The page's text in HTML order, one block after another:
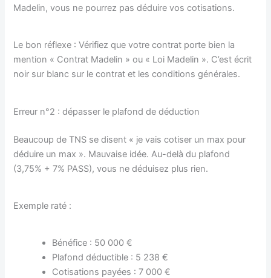
Madelin, vous ne pourrez pas déduire vos cotisations.
Le bon réflexe : Vérifiez que votre contrat porte bien la
mention « Contrat Madelin » ou « Loi Madelin ». C’est écrit
noir sur blanc sur le contrat et les conditions générales.
Erreur n°2 : dépasser le plafond de déduction
Beaucoup de TNS se disent « je vais cotiser un max pour
déduire un max ». Mauvaise idée. Au-delà du plafond
(3,75% + 7% PASS), vous ne déduisez plus rien.
Exemple raté :
Bénéfice : 50 000 €
Plafond déductible : 5 238 €
Cotisations payées : 7 000 €